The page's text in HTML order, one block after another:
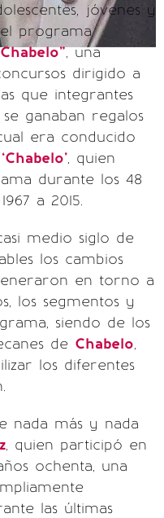
jóvenes y
programa
, una
dirigido a
que integrantes
ganaban regalos
era conducido
, quien
durante los 48
a 2015.
medio siglo de
los cambios
en torno a
los segmentos y
siendo de los
de Chabelo,
los diferentes
nada más y nada
, quien participó en
ochenta, una
las últimas